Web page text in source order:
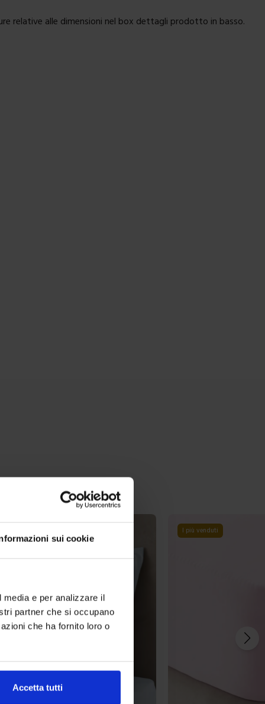
sui cookie
e per analizzare il
partner che si occupano
che ha fornito loro o
Accetta tutti
relative alle dimensioni nel box dettagli prodotto in basso.
I più venduti